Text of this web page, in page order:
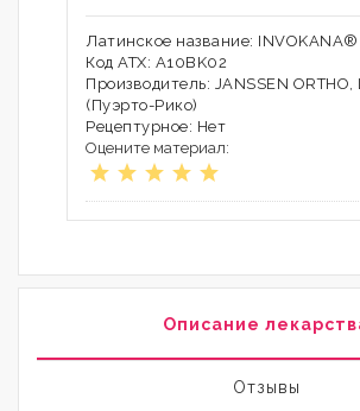
Латинское название: INVOKANA®
Код АТХ: A10BK02
Производитель: JANSSEN ORTHO,
(Пуэрто-Рико)
Рецептурное: Нет
Оцените материал:
Описание
Отзывы